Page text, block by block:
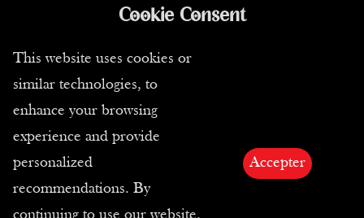
Copyright ©2026 Todos derechos reservados |
Cookie Consent
This website uses cookies or
similar technologies, to
enhance your browsing
experience and provide
personalized
recommendations. By
Accepter